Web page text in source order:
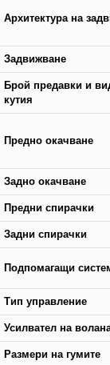
Архитектура на
Задвижване
Брой предавки и
кутия
Предно окачване
Задно окачване
Предни спирачки
Задни спирачки
Подпомагащи
Тип управление
Усилвател на
Размери на гумите